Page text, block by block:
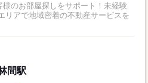
のお部屋探しをサポート！未経験
間駅